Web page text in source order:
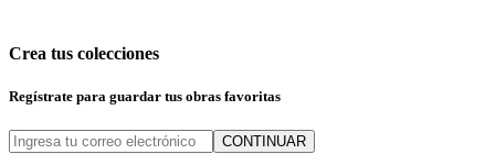
Crea tus colecciones
Regístrate para guardar tus obras favoritas
CONTINUAR